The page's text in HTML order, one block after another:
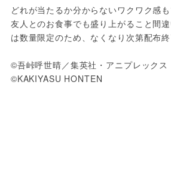
どれが当たるか分からないワクワク感
友人とのお食事でも盛り上がること間
は数量限定のため、なくなり次第配布終
©吾峠呼世晴／集英社・アニプレック
©KAKIYASU HONTEN